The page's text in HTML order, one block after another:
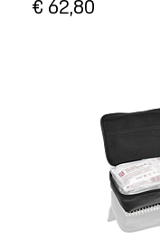
Meer Porsche
Porsche informatie
€ 62,80